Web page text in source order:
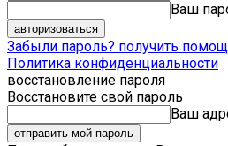
Ваш
Забыли пароль? получить
Политика конфиденциальности
восстановление пароля
Восстановите свой пароль
Ваш